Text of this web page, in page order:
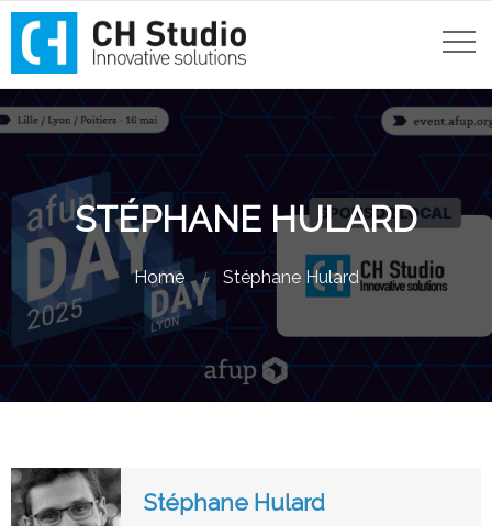
STÉPHANE HULARD
Home Stéphane Hulard
Stéphane Hulard